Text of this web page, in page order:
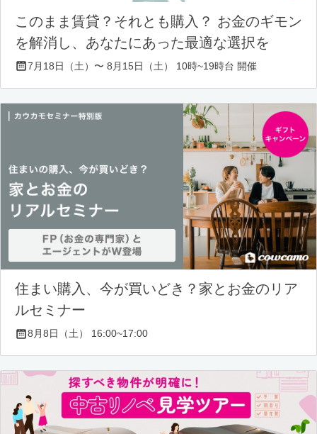
このまま賃貸？それとも購入？ お金のギモン
を解消し、あなたにあった最適な選択を
7月18日（土）〜 8月15日（土） 10時~19時台 開催
住まい購入、今が買いどき？家とお金のリア
ルセミナー
8月8日（土） 16:00~17:00